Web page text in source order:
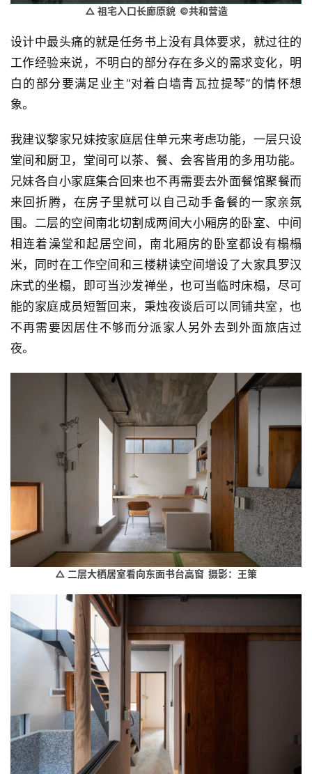
△ 祖宅入口长廊原貌 ©共和营造
设计中最头痛的就是任务书上没有具体要求，就过往的
工作经验来说，不明白的部分存在多义的需求变化，明
白的部分要满足业主“对着白墙青瓦拉提琴”的情怀想
象。
我建议黎家兄妹按家庭居住单元来考虑功能，一层只设
堂间和厨卫，堂间可以茶、餐、会客皆用的多用功能。
兄妹各自小家庭集合回来也不再需要去外面餐馆聚餐而
来回折腾，在房子里就可以自己动手备餐的一家亲氛
围。二层的空间南北切割成两间大小厢房的卧室、中间
相连着澡堂和起居空间，南北厢房的卧室都设有榻榻
米，同时在工作空间和三楼耕读空间增设了大家具罗汉
床式的坐榻，即可当沙发禅坐，也可当临时床榻，尽可
能的家庭成员短暂回来，秉烛夜谈后可以同铺共室，也
不再需要因居住不够而分派家人另外去到外面旅店过
夜。
△ 二层大栖居室看向东面书台高窗 摄影：王策